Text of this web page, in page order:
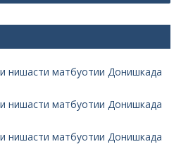
нишасти матбуотии Донишкада
нишасти матбуотии Донишкада
нишасти матбуотии Донишкада